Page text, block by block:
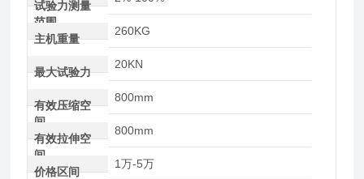
试验力测量
范围
主机重量
260KG
最大试验力
20KN
有效压缩空
间
800mm
有效拉伸空
间
800mm
价格区间
1万-5万